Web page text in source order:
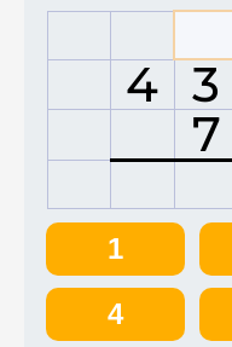
4 3
7
1
4